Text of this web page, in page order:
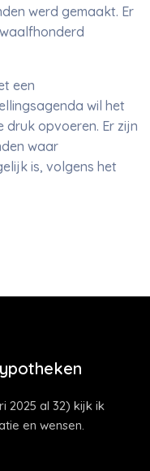
werd gemaakt. Er
een
wil het
druk opvoeren. Er zijn
waar
is, volgens het
2025 al 32) kijk ik
en wensen.